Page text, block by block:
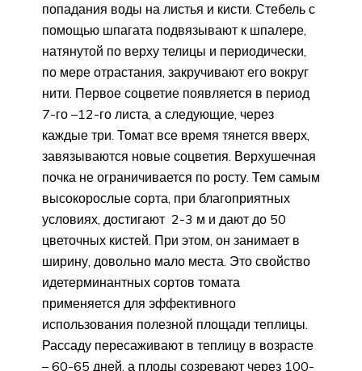
попадания воды на листья и кисти. Стебель с
помощью шпагата подвязывают к шпалере,
натянутой по верху телицы и периодически,
по мере отрастания, закручивают его вокруг
нити. Первое соцветие появляется в период
7-го –12-го листа, а следующие, через
каждые три. Томат все время тянется вверх,
завязываются новые соцветия. Верхушечная
почка не ограничивается по росту. Тем самым
высокорослые сорта, при благоприятных
условиях, достигают 2-3 м и дают до 50
цветочных кистей. При этом, он занимает в
ширину, довольно мало места. Это свойство
идетерминантных сортов томата
применяется для эффективного
использования полезной площади теплицы.
Рассаду пересаживают в теплицу в возрасте
– 60-65 дней, а плоды созревают через 100-